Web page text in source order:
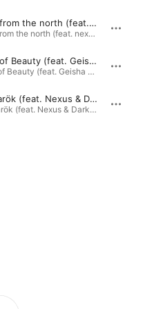
tales from the north (feat. nexus & darklilith)
tales from the north (feat. nexus & darklilith) - Single · 2026
Land of Beauty (feat. Geisha Skills)
Land of Beauty (feat. Geisha Skills) - Single · 2026
Ragnarök (feat. Nexus & Darklilith)
Ragnarök (feat. Nexus & Darklilith) - Single · 2026